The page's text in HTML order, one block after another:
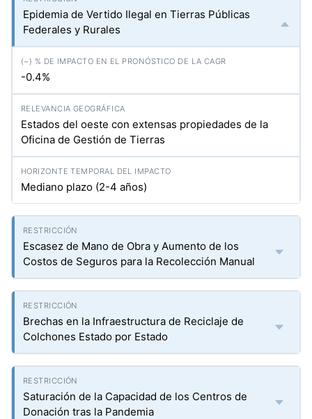
Epidemia de Vertido Ilegal en Tierras Públicas
Federales y Rurales
-0.4%
Estados del oeste con extensas propiedades de la
Oficina de Gestión de Tierras
Mediano plazo (2-4 años)
Escasez de Mano de Obra y Aumento de los
Costos de Seguros para la Recolección Manual
Brechas en la Infraestructura de Reciclaje de
Colchones Estado por Estado
Saturación de la Capacidad de los Centros de
Donación tras la Pandemia